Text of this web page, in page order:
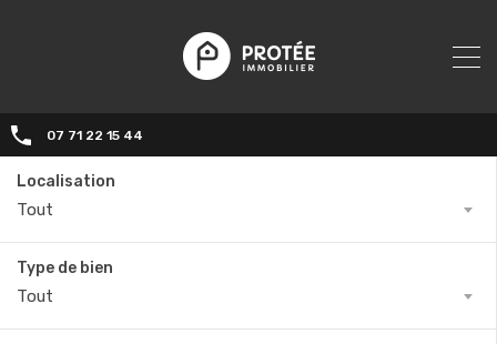
07 71 22 15 44‬
Localisation
Tout
Type de bien
Tout